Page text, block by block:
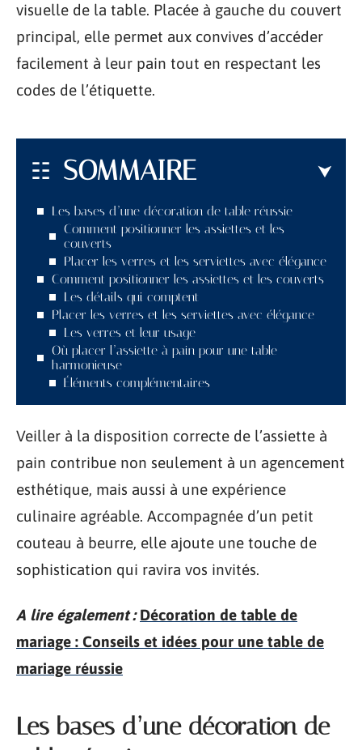
visuelle de la table. Placée à gauche du couvert
principal, elle permet aux convives d’accéder
facilement à leur pain tout en respectant les
codes de l’étiquette.
SOMMAIRE
Les bases d’une décoration de table réussie
Comment positionner les assiettes et les
couverts
Placer les verres et les serviettes avec élégance
Comment positionner les assiettes et les couverts
Les détails qui comptent
Placer les verres et les serviettes avec élégance
Les verres et leur usage
Où placer l’assiette à pain pour une table
harmonieuse
Éléments complémentaires
Veiller à la disposition correcte de l’assiette à
pain contribue non seulement à un agencement
esthétique, mais aussi à une expérience
culinaire agréable. Accompagnée d’un petit
couteau à beurre, elle ajoute une touche de
sophistication qui ravira vos invités.
A lire également : Décoration de table de
mariage : Conseils et idées pour une table de
mariage réussie
Les bases d’une décoration de